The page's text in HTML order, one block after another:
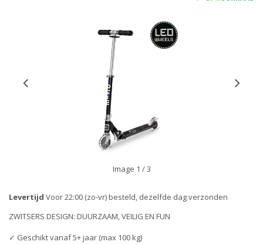
Image 1 / 3
Levertijd Voor 22:00 (zo-vr) besteld, dezelfde dag verzonden
ZWITSERS DESIGN: DUURZAAM, VEILIG EN FUN
✓ Geschikt vanaf 5+ jaar (max 100 kg)